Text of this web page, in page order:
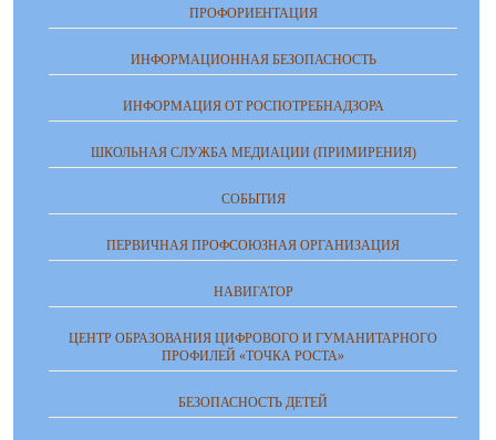
ПРОФОРИЕНТАЦИЯ
ИНФОРМАЦИОННАЯ БЕЗОПАСНОСТЬ
ИНФОРМАЦИЯ ОТ РОСПОТРЕБНАДЗОРА
ШКОЛЬНАЯ СЛУЖБА МЕДИАЦИИ (ПРИМИРЕНИЯ)
СОБЫТИЯ
ПЕРВИЧНАЯ ПРОФСОЮЗНАЯ ОРГАНИЗАЦИЯ
НАВИГАТОР
ЦЕНТР ОБРАЗОВАНИЯ ЦИФРОВОГО И ГУМАНИТАРНОГО
ПРОФИЛЕЙ «ТОЧКА РОСТА»
БЕЗОПАСНОСТЬ ДЕТЕЙ